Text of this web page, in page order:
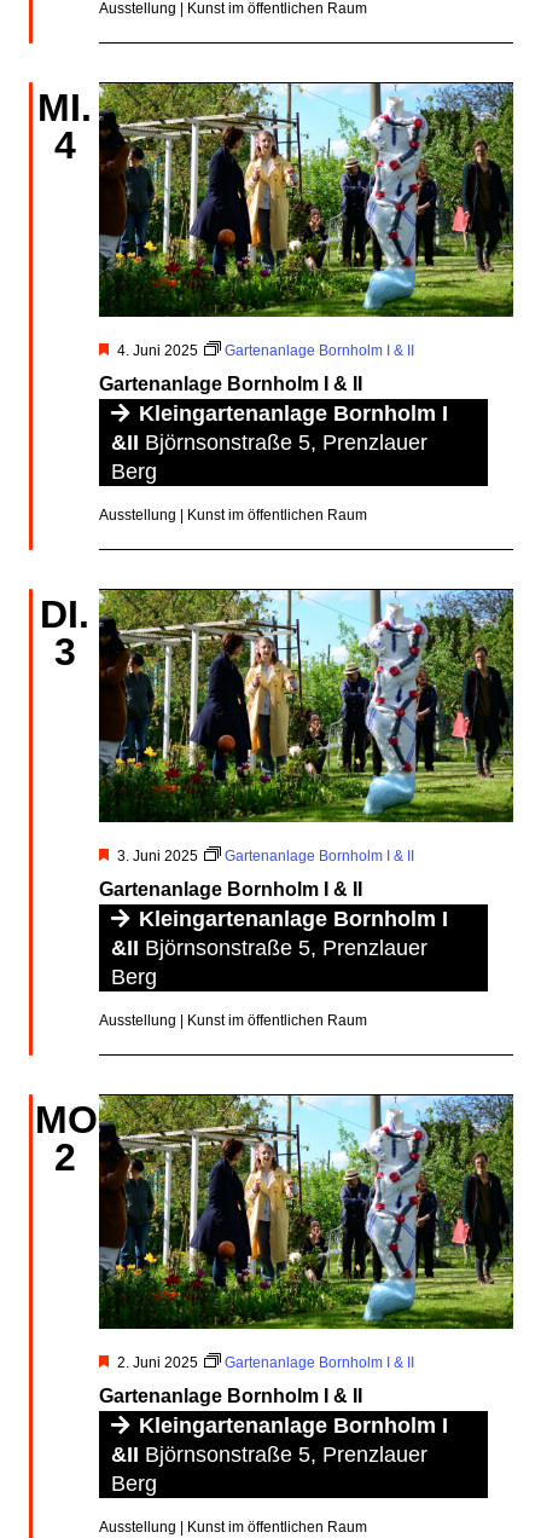
Ausstellung | Kunst im öffentlichen Raum
MI.
4
Gartenanlage Bornholm I & II
Hervorgehoben
4. Juni 2025 Gartenanlage Bornholm I & II
Kleingartenanlage Bornholm I
&II Björnsonstraße 5, Prenzlauer
Berg
Ausstellung | Kunst im öffentlichen Raum
DI.
3
Gartenanlage Bornholm I & II
Hervorgehoben
3. Juni 2025 Gartenanlage Bornholm I & II
Kleingartenanlage Bornholm I
&II Björnsonstraße 5, Prenzlauer
Berg
Ausstellung | Kunst im öffentlichen Raum
MO.
2
Gartenanlage Bornholm I & II
Hervorgehoben
2. Juni 2025 Gartenanlage Bornholm I & II
Kleingartenanlage Bornholm I
&II Björnsonstraße 5, Prenzlauer
Berg
Ausstellung | Kunst im öffentlichen Raum